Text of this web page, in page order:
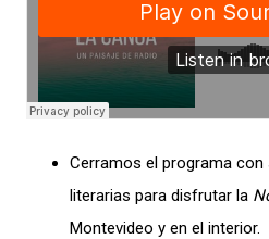
Cerramos el programa
literarias para disfrutar la
Montevideo y en el interior.